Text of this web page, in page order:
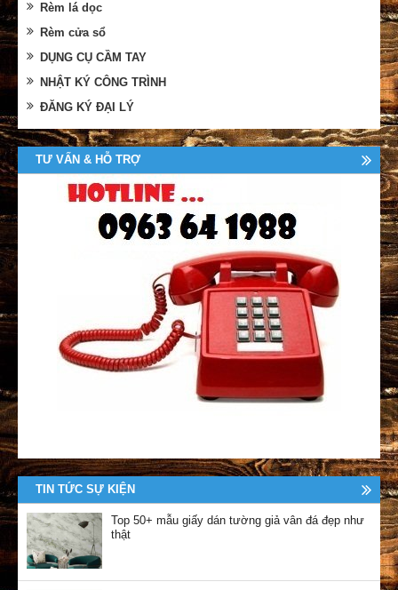
Rèm lá dọc
Rèm cửa sổ
DỤNG CỤ CẦM TAY
NHẬT KÝ CÔNG TRÌNH
ĐĂNG KÝ ĐẠI LÝ
TƯ VẤN & HỖ TRỢ
TIN TỨC SỰ KIỆN
Top 50+ mẫu giấy dán tường giả vân đá đẹp như
thật